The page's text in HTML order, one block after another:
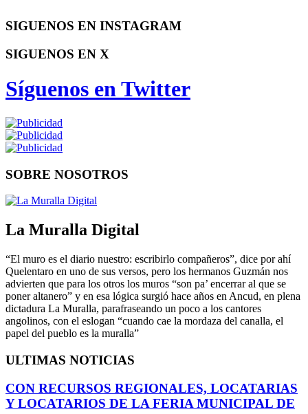
SIGUENOS EN INSTAGRAM
SIGUENOS EN X
Síguenos en Twitter
SOBRE NOSOTROS
La Muralla Digital
“El muro es el diario nuestro: escribirlo compañeros”, dice por ahí
Quelentaro en uno de sus versos, pero los hermanos Guzmán nos
advierten que para los otros los muros “son pa’ encerrar al que se
poner altanero” y en esa lógica surgió hace años en Ancud, en plena
dictadura La Muralla, parafraseando un poco a los cantores
angolinos, con el eslogan “cuando cae la mordaza del canalla, el
papel del pueblo es la muralla”
ULTIMAS NOTICIAS
CON RECURSOS REGIONALES, LOCATARIAS
Y LOCATARIOS DE LA FERIA MUNICIPAL DE